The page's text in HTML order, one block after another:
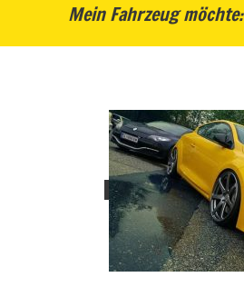
Mein Fahrzeug möchte: